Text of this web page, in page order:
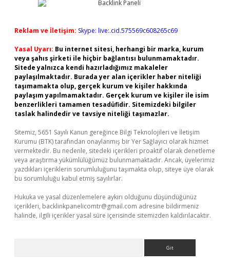
Reklam ve İletişim: Skype: live:.cid.575569c608265c69
Yasal Uyarı: Bu internet sitesi, herhangi bir marka, kurum
veya şahıs şirketi ile hiçbir bağlantısı bulunmamaktadır.
Sitede yalnızca kendi hazırladığımız makaleler
paylaşılmaktadır. Burada yer alan içerikler haber niteliği
taşımamakta olup, gerçek kurum ve kişiler hakkında
paylaşım yapılmamaktadır. Gerçek kurum ve kişiler ile isim
benzerlikleri tamamen tesadüfidir. Sitemizdeki bilgiler
taslak halindedir ve tavsiye niteliği taşımazlar.
Sitemiz, 5651 Sayılı Kanun gereğince Bilgi Teknolojileri ve İletişim
Kurumu (BTK) tarafından onaylanmış bir Yer Sağlayıcı olarak hizmet
vermektedir. Bu nedenle, sitedeki içerikleri proaktif olarak denetleme
veya araştırma yükümlülüğümüz bulunmamaktadır. Ancak, üyelerimiz
yazdıkları içeriklerin sorumluluğunu taşımakta olup, siteye üye olarak
bu sorumluluğu kabul etmiş sayılırlar.
Hukuka ve yasal düzenlemelere aykırı olduğunu düşündüğünüz
içerikleri, backlinkpanelicomtr@gmail.com adresine bildirmeniz
halinde, ilgili içerikler yasal süre içerisinde sitemizden kaldırılacaktır.